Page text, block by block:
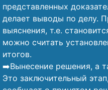
представленных
делает выводы по делу.
выяснения, т.е.
можно считать
итогов.
➡️Вынесение решения, а
Это заключительный